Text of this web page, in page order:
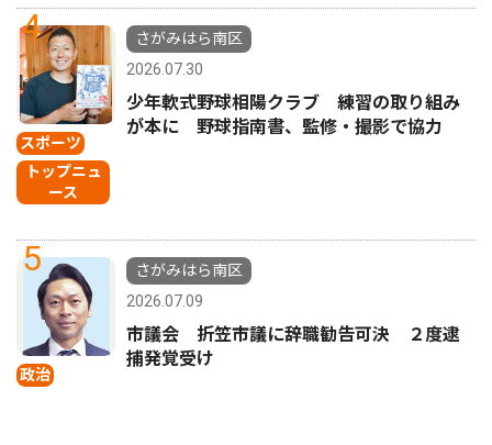
4
スポーツ
トップニュ
ース
さがみはら南区
2026.07.30
少年軟式野球相陽クラブ 練習の取り組み
が本に 野球指南書、監修・撮影で協力
5
政治
さがみはら南区
2026.07.09
市議会 折笠市議に辞職勧告可決 ２度逮
捕発覚受け